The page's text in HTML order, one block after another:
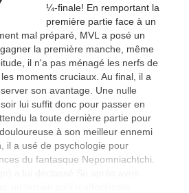
¼-finale! En remportant la
première partie face à un
mal préparé, MVL a posé un
la première manche, même
il n'a pas ménagé les nerfs de
moments cruciaux. Au final, il a
son avantage. Une nulle
lui suffit donc pour passer en
la toute dernière partie pour
à son meilleur ennemi
il a usé de psychologie pour
du fantasque Nepomniachtchi.